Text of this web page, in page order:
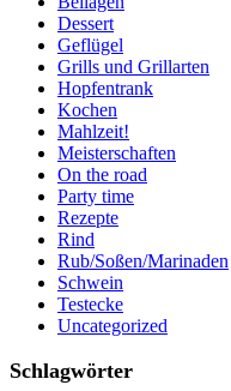
Dessert
Geflügel
Grills und Grillarten
Hopfentrank
Kochen
Mahlzeit!
Meisterschaften
On the road
Party time
Rezepte
Rind
Rub/Soßen/Marinaden
Schwein
Testecke
Uncategorized
Schlagwörter